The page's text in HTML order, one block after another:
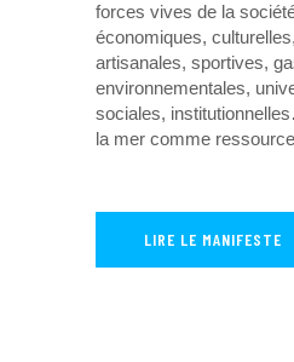
forces vives de la
économiques,
artisanales, sportives,
environnementales,
sociales,
la mer comme
LIRE LE MANIFESTE